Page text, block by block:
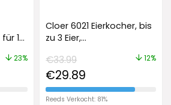
für 1-
23%
Cloer 6021 Eierkocher, bis
zu 3 Eier,
Eierträger,
Servierfunktion, 300 Watt,
Kunststoff, Weiß
€33.99
€29.89
12%
Reeds Verkocht: 81%